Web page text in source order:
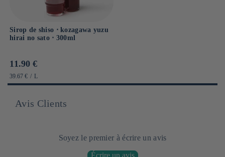
Sirop de shiso ⋅ kozagawa yuzu
hirai no sato ⋅ 300ml
Prix
habituel
11.90 €
PRIX
UNITAIRE
39.67 € / PAR
L
Avis Clients
Soyez le premier à écrire un avis
Écrire un avis